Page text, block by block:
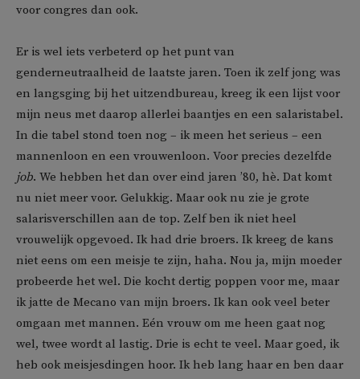
voor congres dan ook.
Er is wel iets verbeterd op het punt van
genderneutraalheid de laatste jaren. Toen ik zelf jong was
en langsging bij het uitzendbureau, kreeg ik een lijst voor
mijn neus met daarop allerlei baantjes en een salaristabel.
In die tabel stond toen nog – ik meen het serieus – een
mannenloon en een vrouwenloon. Voor precies dezelfde
job. We hebben het dan over eind jaren ’80, hè. Dat komt
nu niet meer voor. Gelukkig. Maar ook nu zie je grote
salarisverschillen aan de top. Zelf ben ik niet heel
vrouwelijk opgevoed. Ik had drie broers. Ik kreeg de kans
niet eens om een meisje te zijn, haha. Nou ja, mijn moeder
probeerde het wel. Die kocht dertig poppen voor me, maar
ik jatte de Mecano van mijn broers. Ik kan ook veel beter
omgaan met mannen. Eén vrouw om me heen gaat nog
wel, twee wordt al lastig. Drie is echt te veel. Maar goed, ik
heb ook meisjesdingen hoor. Ik heb lang haar en ben daar